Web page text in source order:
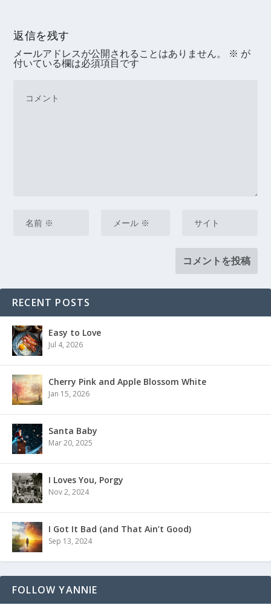
返信を残す
メールアドレスが公開されることはありません。 ※ が
付いている欄は必須項目です
RECENT POSTS
Easy to Love
Jul 4, 2026
Cherry Pink and Apple Blossom White
Jan 15, 2026
Santa Baby
Mar 20, 2025
I Loves You, Porgy
Nov 2, 2024
I Got It Bad (and That Ain’t Good)
Sep 13, 2024
FOLLOW YANNIE